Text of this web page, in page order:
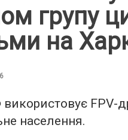
групу
на
FPV-
населення.